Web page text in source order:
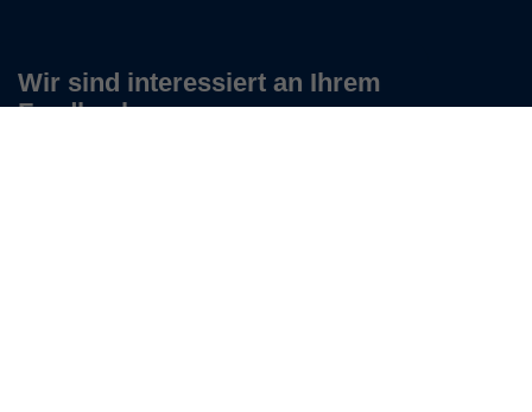
Wir sind interessiert an Ihrem
Feedback.